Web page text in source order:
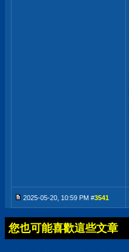
2025-05-20, 10:59 PM #3541
您也可能喜歡這些文章